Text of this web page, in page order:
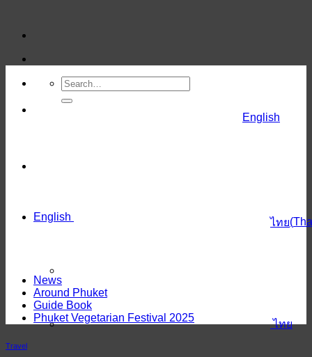
content
English
ไทย
English
ไทย(
News
Around Phuket
Guide Book
Phuket Vegetarian Festival 2025
Travel